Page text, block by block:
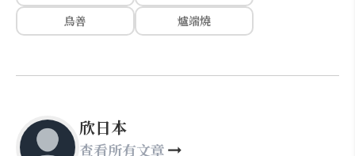
鳥善
爐端燒
欣日本
查看所有文章